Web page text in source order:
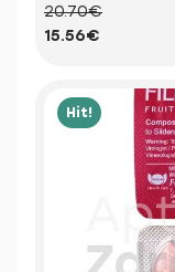
20.70€
15.56€
Hit!